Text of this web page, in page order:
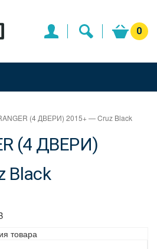
0
(4 ДВЕРИ) 2015+ — Cruz Black
(4 ДВЕРИ)
Black